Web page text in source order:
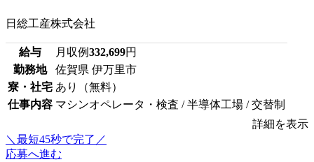
日総工産株式会社
給与 月収例332,699円
勤務地
佐賀県 伊万里市
寮・社宅 あり（無料）
仕事内容 マシンオペレータ・検査 / 半導体工場 / 交替制
詳細を表示
＼最短45秒で完了／
応募へ進む